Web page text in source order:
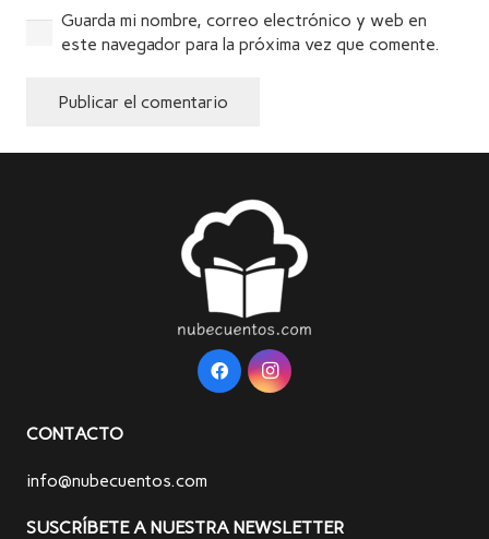
Guarda mi nombre, correo electrónico y web en
este navegador para la próxima vez que comente.
Publicar el comentario
CONTACTO
info@nubecuentos.com
SUSCRÍBETE A NUESTRA NEWSLETTER